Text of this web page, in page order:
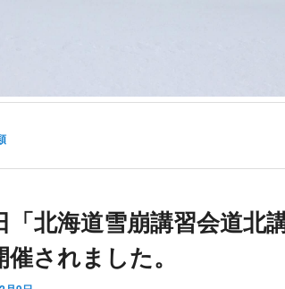
「北海道雪崩講習会道北
されました。